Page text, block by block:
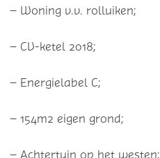
– Woning v.v. rolluiken;
– CV-ketel 2018;
– Energielabel C;
– 154m2 eigen grond;
– Achtertuin op het westen;